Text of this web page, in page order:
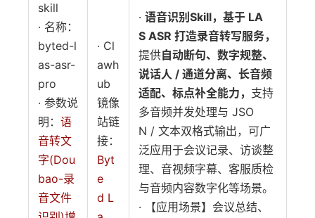
skill
· 名称：
byted-l
as-asr-
pro
· 参数说
明： 语
音转文
字(Dou
bao-录
音文件
· Cl
awh
ub
镜像
站链
接：
Byt
e
d L
· 语音识别Skill，基于 LA
S ASR 打造录音转写服务，
提供自动断句、数字规整、
说话人 / 通道分离、长音频
适配、标点补全能力， 支持
多音频并发处理与 JSO
N / 文本双格式输出，可广
泛应用于会议记录、访谈整
理、音视频字幕、客服质检
与音频内容数字化等场景。
· 【应用场景】会议总结、